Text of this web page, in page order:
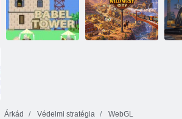
Árkád Védelmi stratégia WebGL